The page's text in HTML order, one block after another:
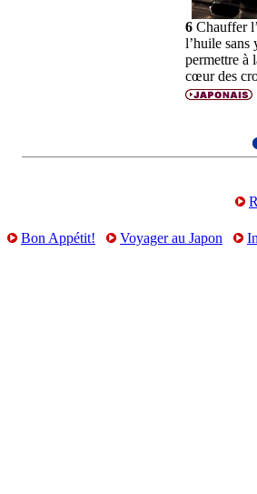
6 Chauffer
l’huile sans
permettre à
cœur des
Bon Appétit! Voyager au Japon